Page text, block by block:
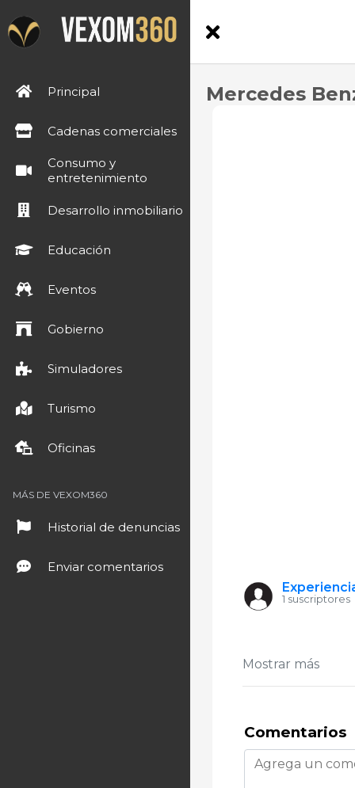
Principal
Cadenas comerciales
Consumo y
entretenimiento
Desarrollo inmobiliario
Educación
Eventos
Gobierno
Simuladores
Turismo
Oficinas
MÁS DE VEXOM360
Historial de denuncias
Enviar comentarios
Mercedes
1 suscriptores
Mostrar más
Comentarios